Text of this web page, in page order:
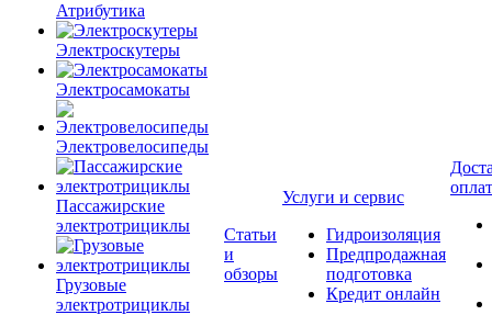
Атрибутика
Электроскутеры
Электросамокаты
Электровелосипеды
Пассажирские
электротрициклы
Грузовые
электротрициклы
Статьи
и
обзоры
Услуги и сервис
Гидроизоляция
Предпродажная
подготовка
Кредит онлайн